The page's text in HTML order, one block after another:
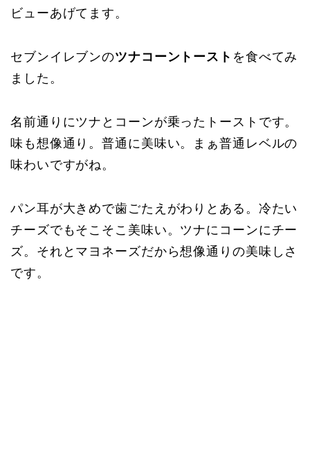
ビューあげてます。
セブンイレブンのツナコーントースト を食べてみ
ました。
名前通りにツナとコーンが乗ったトーストです。
味も想像通り。普通に美味い。まぁ普通レベルの
味わいですがね。
パン耳が大きめで歯ごたえがわりとある。冷たい
チーズでもそこそこ美味い。ツナにコーンにチー
ズ。それとマヨネーズだから想像通りの美味しさ
です。